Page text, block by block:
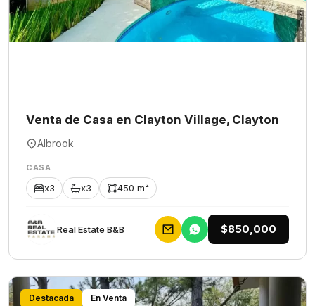
Venta de Casa en Clayton Village, Clayton
Albrook
CASA
x3 x3 450 m²
Rеаl Еstаtе В&В $850,000
Destacada En Venta